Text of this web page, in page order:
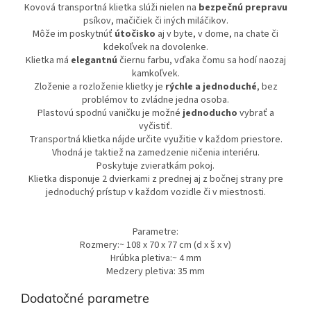
Kovová transportná klietka slúži nielen na bezpečnú prepravu
psíkov, mačičiek či iných miláčikov.
Môže im poskytnúť útočisko aj v byte, v dome, na chate či
kdekoľvek na dovolenke.
Klietka má elegantnú čiernu farbu, vďaka čomu sa hodí naozaj
kamkoľvek.
Zloženie a rozloženie klietky je rýchle a jednoduché, bez
problémov to zvládne jedna osoba.
Plastovú spodnú vaničku je možnéjednoducho vybrať a
vyčistiť.
Transportná klietka nájde určite využitie v každom priestore.
Vhodná je taktiež na zamedzenie ničenia interiéru.
Poskytuje zvieratkám pokoj.
Klietka disponuje 2 dvierkami z prednej aj z bočnej strany pre
jednoduchý prístup v každom vozidle či v miestnosti.
Parametre:
Rozmery:~ 108 x 70 x 77 cm (d x š x v)
Hrúbka pletiva:~ 4 mm
Medzery pletiva: 35 mm
Dodatočné parametre